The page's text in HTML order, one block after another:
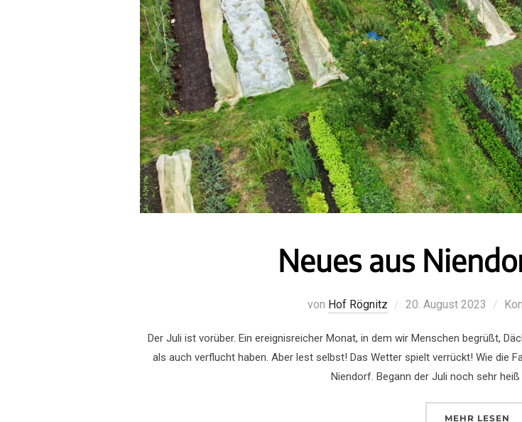
Neues aus
von Hof Rögnitz 20. August 2023
Der Juli ist vorüber. Ein ereignisreicher Monat, in dem wir Menschen begrüßt,
als auch verflucht haben. Aber lest selbst! Das Wetter spielt verrückt! Wie die
Niendorf. Begann der Juli noch sehr
MEHR LESEN